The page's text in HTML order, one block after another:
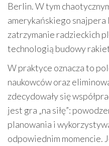
Berlin. W tym
amerykańskiego snajpera
zatrzymanie radzieckich
technologią budowy
W praktyce oznacza to
naukowców oraz
zdecydowały się
jest gra „na siłę”:
planowania i
odpowiednim momencie.